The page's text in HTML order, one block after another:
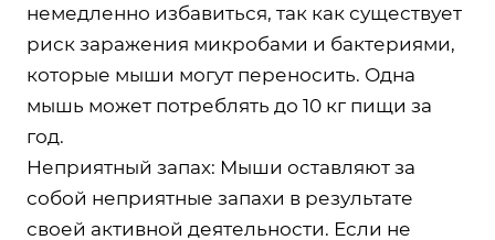
немедленно избавиться, так как существует
риск заражения микробами и бактериями,
которые мыши могут переносить. Одна
мышь может потреблять до 10 кг пищи за
год.
Неприятный запах: Мыши оставляют за
собой неприятные запахи в результате
своей активной деятельности. Если не